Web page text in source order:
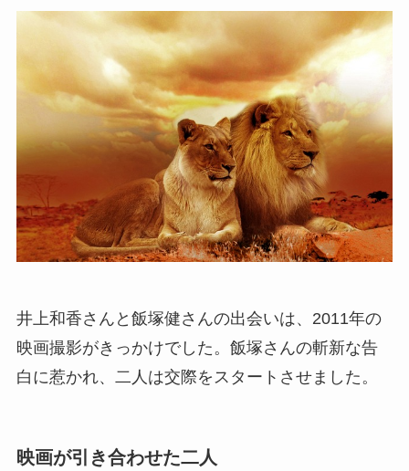
井上和香さんと飯塚健さんの出会いは、2011年の
映画撮影がきっかけでした。飯塚さんの斬新な告
白に惹かれ、二人は交際をスタートさせました。
映画が引き合わせた二人